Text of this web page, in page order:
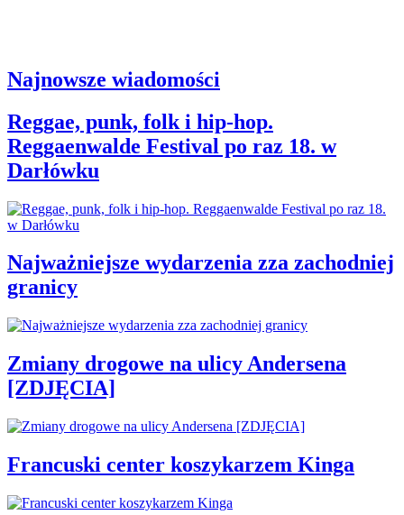
Najnowsze wiadomości
Reggae, punk, folk i hip-hop.
Reggaenwalde Festival po raz 18. w
Darłówku
Najważniejsze wydarzenia zza zachodniej
granicy
Zmiany drogowe na ulicy Andersena
[ZDJĘCIA]
Francuski center koszykarzem Kinga